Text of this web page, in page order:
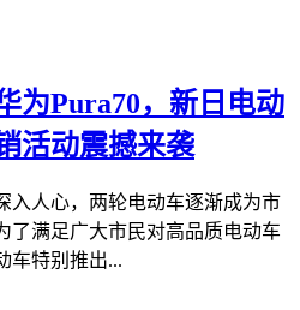
为Pura70，新日电动
活动震撼来袭
入人心，两轮电动车逐渐成为市
了满足广大市民对高品质电动车
车特别推出...